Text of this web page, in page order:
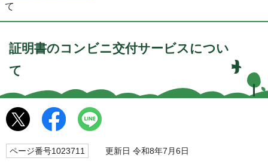
て
証明書のコンビニ交付サービスについ
て
ページ番号1023711 更新日 令和8年7月6日